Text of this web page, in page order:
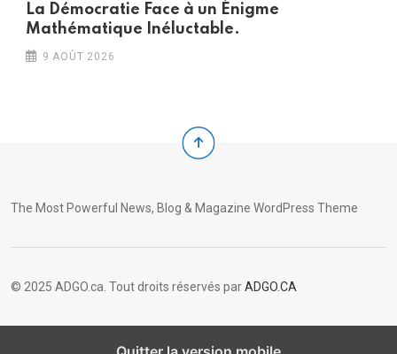
La Démocratie Face à un Énigme
Mathématique Inéluctable.
9 AOÛT 2026
The Most Powerful News, Blog & Magazine WordPress Theme
© 2025 ADGO.ca. Tout droits réservés parADGO.CA